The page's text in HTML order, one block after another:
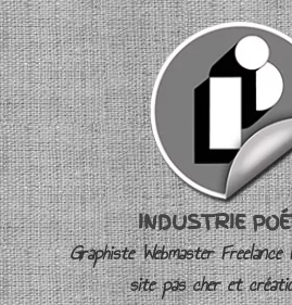
INDUSTRIE
Graphiste Webmaster
site pas cher et